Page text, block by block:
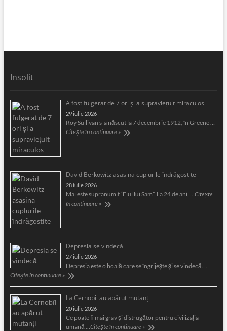
Insolit
A fost fulgerat de 7 ori şi a supravieţuit miraculos
29 iulie 2026
Roy Sullivan s-a născut la 7 decembrie 1912, în Greene …
Citește în continuare »
David Berkowitz asasina cuplurile îndrăgostite
28 iulie 2026
Mai este supranumit “Fiul lui Sam”. La 24 de ani, … Citește
în continuare »
Depresia se vindecă
27 iulie 2026
Depresia este o boală care se îngrijeşte şi se vindecă. …
Citește în continuare »
La Cernobîl au apărut mutanți
20 iulie 2026
Ce poate fi mai grav și distrugător pentru civilizația
umană … Citește în continuare »